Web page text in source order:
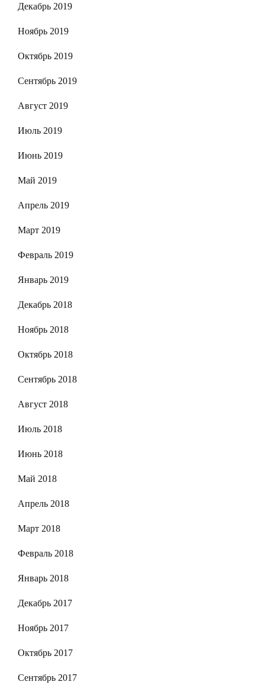
Декабрь 2019
Ноябрь 2019
Октябрь 2019
Сентябрь 2019
Август 2019
Июль 2019
Июнь 2019
Май 2019
Апрель 2019
Март 2019
Февраль 2019
Январь 2019
Декабрь 2018
Ноябрь 2018
Октябрь 2018
Сентябрь 2018
Август 2018
Июль 2018
Июнь 2018
Май 2018
Апрель 2018
Март 2018
Февраль 2018
Январь 2018
Декабрь 2017
Ноябрь 2017
Октябрь 2017
Сентябрь 2017